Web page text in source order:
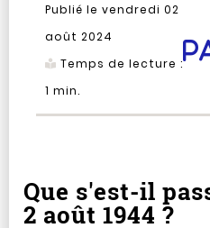
Publié le vendredi 02
août 2024
Temps de lecture :
1 min.
Que s'est-il
2 août 1944 ?